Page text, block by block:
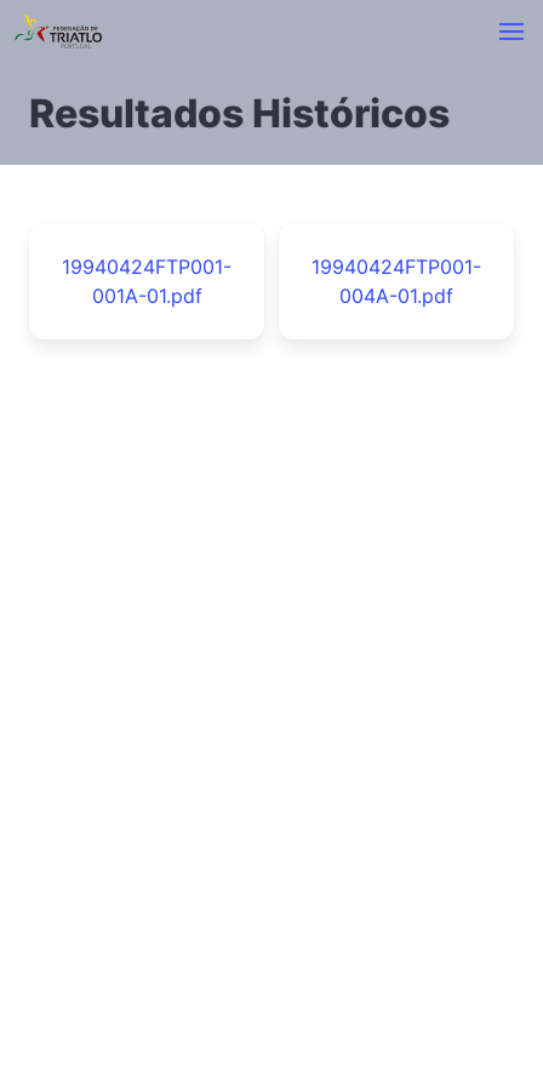
Resultados Históricos
19940424FTP001-
001A-01.pdf
19940424FTP001-
004A-01.pdf